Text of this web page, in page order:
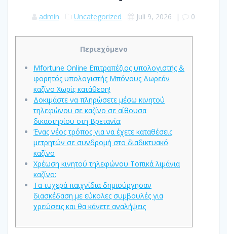
admin Uncategorized Juli 9, 2026 | 0
Περιεχόμενο
Mfortune Online Επιτραπέζιος υπολογιστής &
φορητός υπολογιστής Μπόνους Δωρεάν
καζίνο Χωρίς κατάθεση!
Δοκιμάστε να πληρώσετε μέσω κινητού
τηλεφώνου σε καζίνο σε αίθουσα
δικαστηρίου στη Βρετανία;
Ένας νέος τρόπος για να έχετε καταθέσεις
μετρητών σε συνδρομή στο διαδικτυακό
καζίνο
Χρέωση κινητού τηλεφώνου Τοπικά λιμάνια
καζίνο:
Τα τυχερά παιχνίδια δημιούργησαν
διασκέδαση με εύκολες συμβουλές για
χρεώσεις και θα κάνετε αναλήψεις